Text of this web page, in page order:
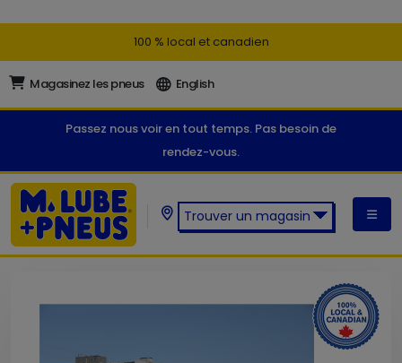
100 % local et canadien
Magasinez les pneus English
Passez nous voir en tout temps. Pas besoin de
rendez-vous.
Trouver un magasin